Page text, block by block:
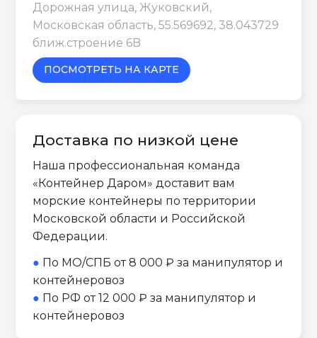
Дорожная улица, Жуковский,
Московская область, 55.569692, 38.043729
ближ.строение 6B
ПОСМОТРЕТЬ НА КАРТЕ
Доставка по низкой цене
Наша профессиональная команда
«Контейнер Даром» доставит вам
морские контейнеры по территории
Московской области и Российской
Федерации.
● По МО/СПБ от 8 000 ₽ за манипулятор и
контейнеровоз
● По РФ от 12 000 ₽ за манипулятор и
контейнеровоз